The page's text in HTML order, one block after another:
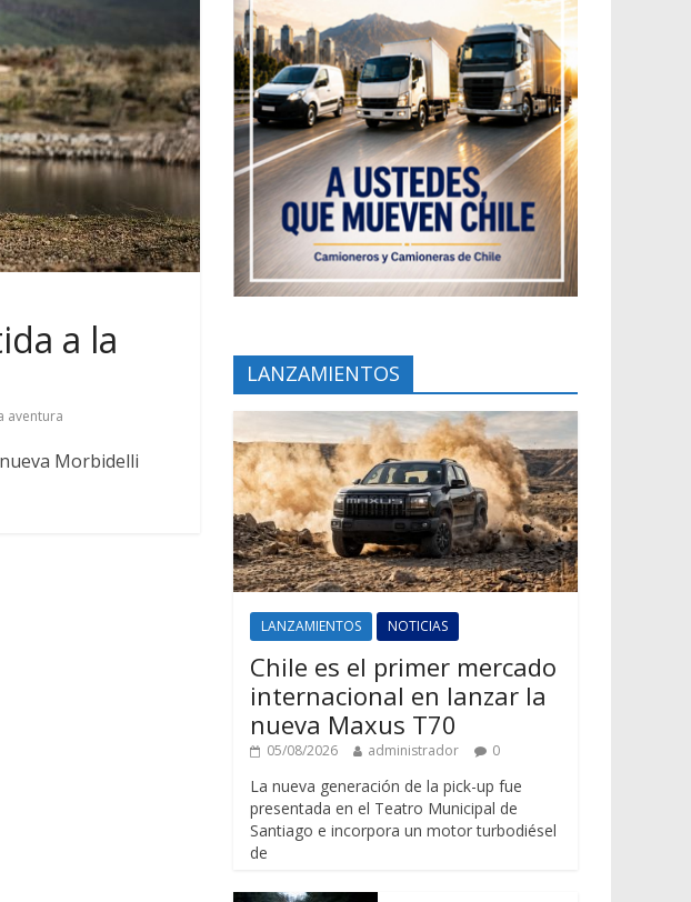
a la
aventura
Morbidelli
LANZAMIENTOS
LANZAMIENTOS NOTICIAS
Chile es el primer mercado
internacional en lanzar la
nueva Maxus T70
05/08/2026 administrador 0
La nueva generación de la pick-up fue
presentada en el Teatro Municipal de
Santiago e incorpora un motor turbodiésel
de